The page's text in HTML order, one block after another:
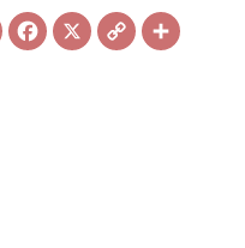
Line Facebook
X Copy
Link